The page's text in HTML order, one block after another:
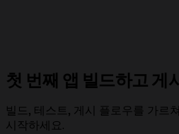
첫 번째 앱 빌드하고 게
빌드, 테스트, 게시 플로우를 가르
시작하세요.